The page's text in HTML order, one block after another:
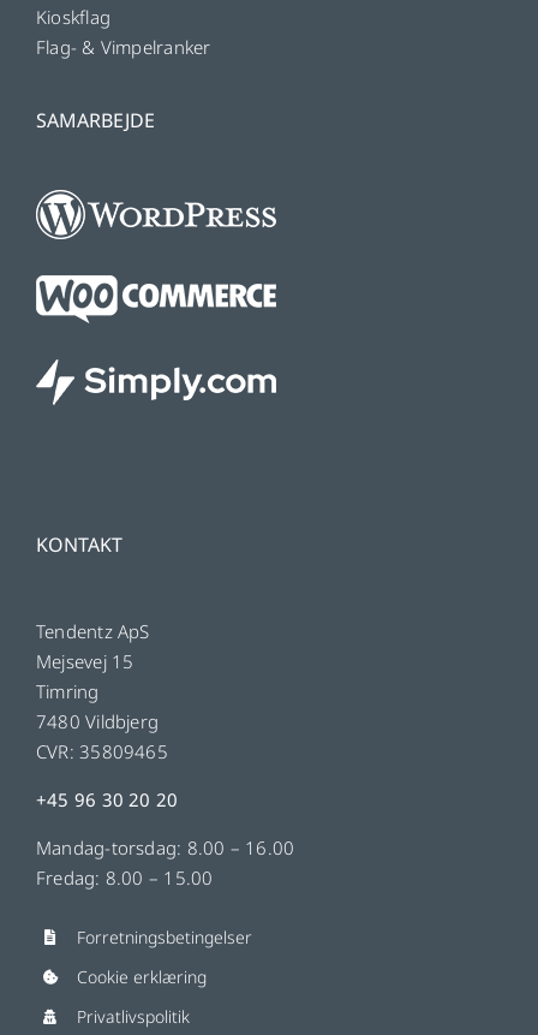
Kioskflag
Flag- & Vimpelranker
SAMARBEJDE
KONTAKT
Tendentz ApS
Mejsevej 15
Timring
7480 Vildbjerg
CVR: 35809465
+45 96 30 20 20
Mandag-torsdag: 8.00 – 16.00
Fredag: 8.00 – 15.00
Forretningsbetingelser
Cookie erklæring
Privatlivspolitik